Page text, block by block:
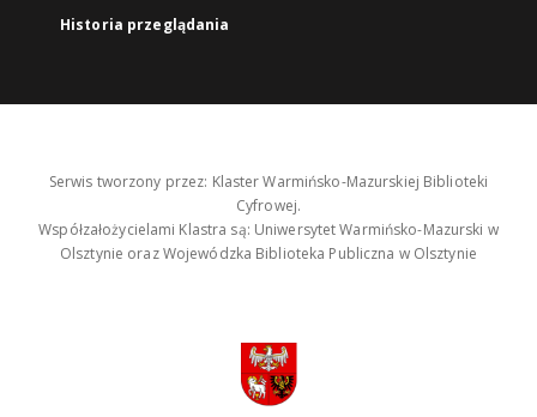
Historia przeglądania
Serwis tworzony przez: Klaster Warmińsko-Mazurskiej Biblioteki
Cyfrowej.
Współzałożycielami Klastra są: Uniwersytet Warmińsko-Mazurski w
Olsztynie oraz Wojewódzka Biblioteka Publiczna w Olsztynie